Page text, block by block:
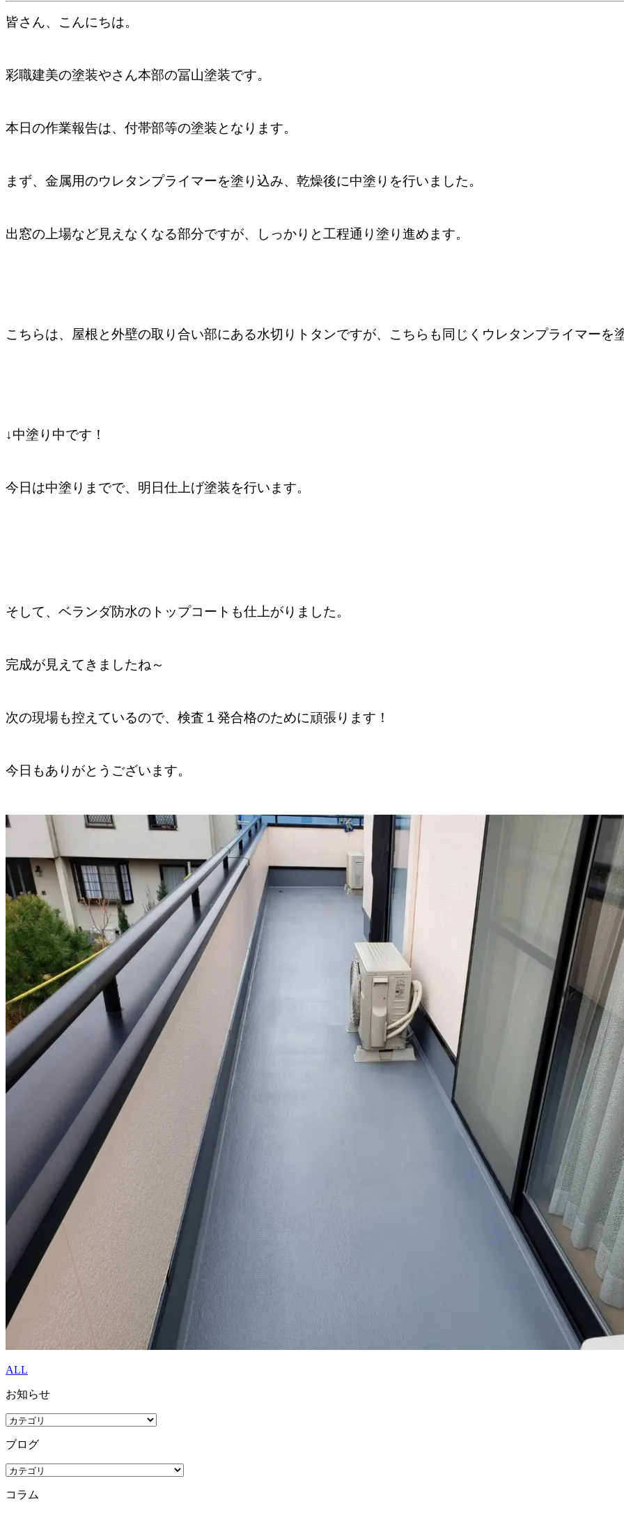
皆さん、こんにちは。
彩職建美の塗装やさん本部の冨山塗装です。
本日の作業報告は、付帯部等の塗装となります。
まず、金属用のウレタンプライマーを塗り込み、乾燥後に中塗りを行いました。
出窓の上場など見えなくなる部分ですが、しっかりと工程通り塗り進めます。
こちらは、屋根と外壁の取り合い部にある水切りトタンですが、こちらも同じくウレタンプライマーを
↓中塗り中です！
今日は中塗りまでで、明日仕上げ塗装を行います。
そして、ベランダ防水のトップコートも仕上がりました。
完成が見えてきましたね～
次の現場も控えているので、検査１発合格のために頑張ります！
今日もありがとうございます。
ALL
お知らせ
ブログ
コラム